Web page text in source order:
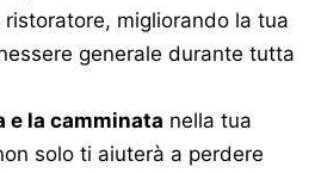
migliorando la tua
generale durante tutta
e la camminata nella tua
solo ti aiuterà a perdere